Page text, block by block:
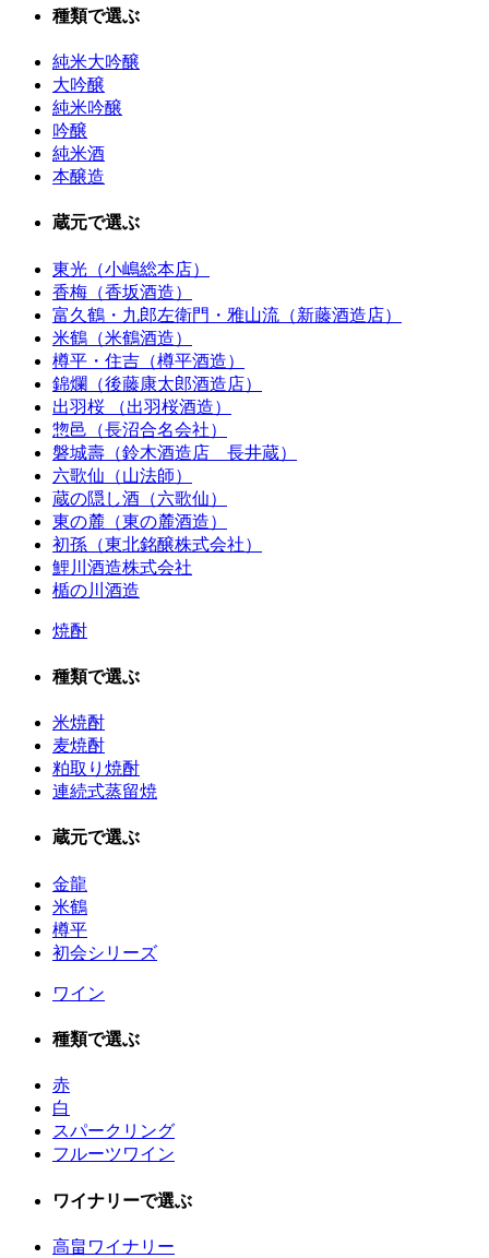
種類で選ぶ
純米大吟醸
大吟醸
純米吟醸
吟醸
純米酒
本醸造
蔵元で選ぶ
東光（小嶋総本店）
香梅（香坂酒造）
富久鶴・九郎左衛門・雅山流（新藤酒造店）
米鶴（米鶴酒造）
樽平・住吉（樽平酒造）
錦爛（後藤康太郎酒造店）
出羽桜 （出羽桜酒造）
惣邑（長沼合名会社）
磐城壽（鈴木酒造店 長井蔵）
六歌仙（山法師）
蔵の隠し酒（六歌仙）
東の麓（東の麓酒造）
初孫（東北銘醸株式会社）
鯉川酒造株式会社
楯の川酒造
焼酎
種類で選ぶ
米焼酎
麦焼酎
粕取り焼酎
連続式蒸留焼
蔵元で選ぶ
金龍
米鶴
樽平
初会シリーズ
ワイン
種類で選ぶ
赤
白
スパークリング
フルーツワイン
ワイナリーで選ぶ
高畠ワイナリー